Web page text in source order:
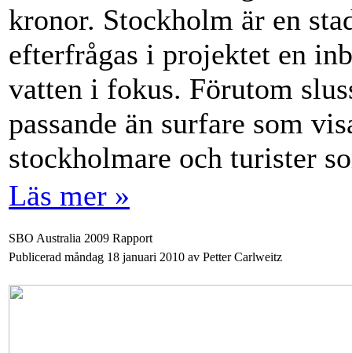
kronor. Stockholm är en
efterfrågas i projektet en
vatten i fokus. Förutom
passande än surfare som
stockholmare och turister
Läs mer »
SBO Australia 2009 Rapport
Publicerad måndag 18 januari 2010 av Petter Carlweitz